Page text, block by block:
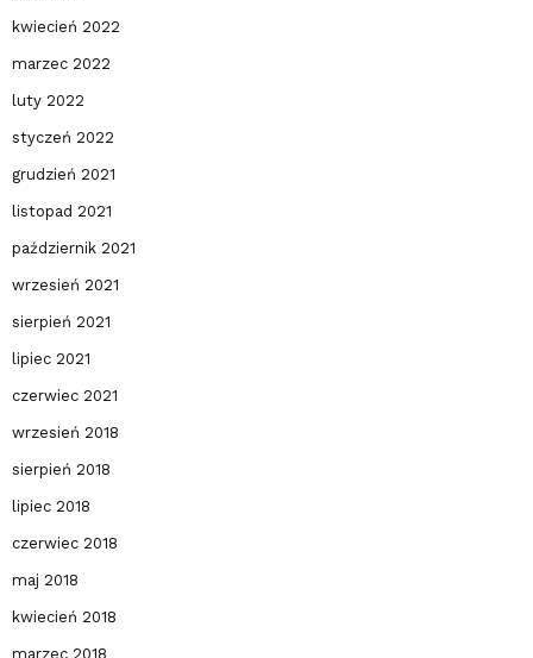
kwiecień 2022
marzec 2022
luty 2022
styczeń 2022
grudzień 2021
listopad 2021
październik 2021
wrzesień 2021
sierpień 2021
lipiec 2021
czerwiec 2021
wrzesień 2018
sierpień 2018
lipiec 2018
czerwiec 2018
maj 2018
kwiecień 2018
marzec 2018